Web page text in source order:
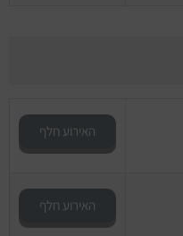
האירוע חלף
האירוע חלף